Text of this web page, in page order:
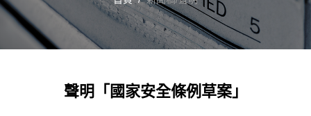
聲明「國家安全條例草案」